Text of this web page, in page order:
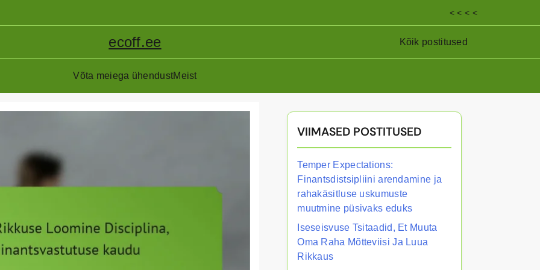
< < < <
ecoff.ee Kõik postitused
Võta meiega ühendustMeist
VIIMASED POSTITUSED
Temper Expectations:
Finantsdistsipliini arendamine ja
rahakäsitluse uskumuste
muutmine püsivaks eduks
Iseseisvuse Tsitaadid, Et Muuta
Oma Raha Mõtteviisi Ja Luua
Rikkaus